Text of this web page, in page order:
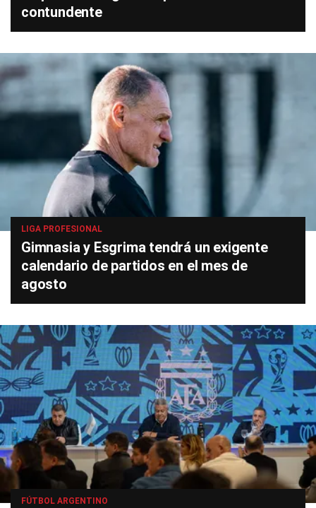
contundente
LIGA PROFESIONAL
Gimnasia y Esgrima tendrá un exigente
calendario de partidos en el mes de
agosto
FÚTBOL ARGENTINO